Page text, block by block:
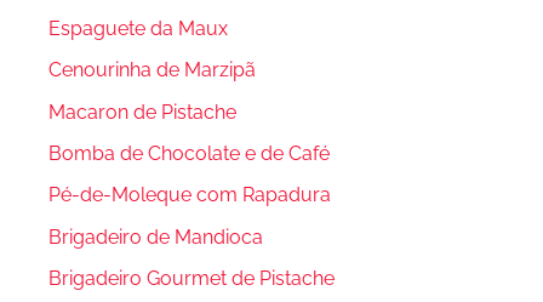
Espaguete da Maux
Cenourinha de Marzipã
Macaron de Pistache
Bomba de Chocolate e de Café
Pé-de-Moleque com Rapadura
Brigadeiro de Mandioca
Brigadeiro Gourmet de Pistache